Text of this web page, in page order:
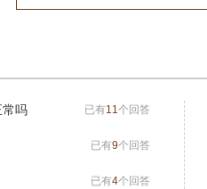
常吗 已有11个回答
已有9个回答
已有4个回答